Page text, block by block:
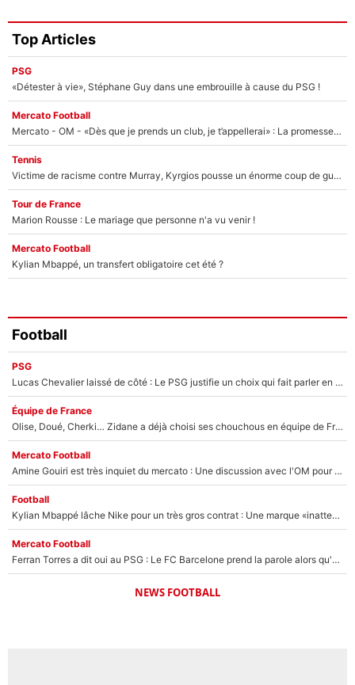
Top Articles
PSG
«Détester à vie», Stéphane Guy dans une embrouille à cause du PSG !
Mercato Football
Mercato - OM - «Dès que je prends un club, je t’appellerai» : La promesse de Marcelino au moment de claquer la porte
Tennis
Victime de racisme contre Murray, Kyrgios pousse un énorme coup de gueule !
Tour de France
Marion Rousse : Le mariage que personne n'a vu venir !
Mercato Football
Kylian Mbappé, un transfert obligatoire cet été ?
Football
PSG
Lucas Chevalier laissé de côté : Le PSG justifie un choix qui fait parler en plein mercato
Équipe de France
Olise, Doué, Cherki… Zidane a déjà choisi ses chouchous en équipe de France ? L’IA annonce des surprises sans Kylian Mbappé !
Mercato Football
Amine Gouiri est très inquiet du mercato : Une discussion avec l'OM pour acter son transfert !
Football
Kylian Mbappé lâche Nike pour un très gros contrat : Une marque «inattendue» va frapper très fort
Mercato Football
Ferran Torres a dit oui au PSG : Le FC Barcelone prend la parole alors qu'un transfert de l'attaquant espagnol prend forme
NEWS FOOTBALL